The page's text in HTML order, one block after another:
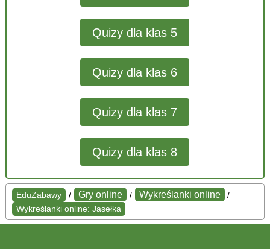
Quizy dla klas 5
Quizy dla klas 6
Quizy dla klas 7
Quizy dla klas 8
EduZabawy / Gry online / Wykreślanki online
/
Wykreślanki online: Jasełka